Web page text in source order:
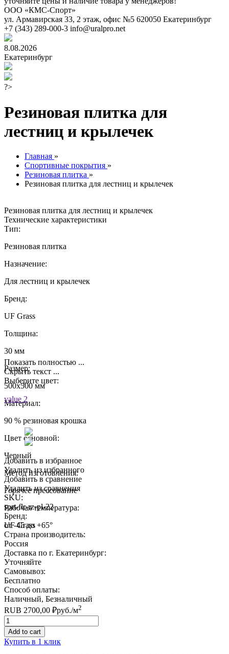
ООО «КМС-Спорт»
ул. Армавирская 33, 2 этаж, офис №5 620050 Екатеринбург
+7 (343) 289-000-3 info@uralpro.net
8.08.2026
Екатеринбург
?>
Резиновая плитка для
лестниц и крылечек
Главная »
Спортивные покрытия »
Резиновая плитка »
Резиновая плитка для лестниц и крылечек
Резиновая плитка для лестниц и крылечек
Технические характеристики
Тип:
Резиновая плитка
Назначение:
Для лестниц и крылечек
Бренд:
UF Grass
Толщина:
30 мм
Размер:
500х500 мм
Материал:
90 % резиновая крошка
Цвет основной:
Черный
Метод изготовления:
Горячее прессование
Рабочая температура:
от -45 до +65°
Показать полностью ...
Скрыть текст ...
Выберите цвет:
value 2
Добавить в избранное
Удалить из избранного
Добавить в сравнение
Удалить из сравнения
SKU:
sprt-flr-rz-pl-22
Бренд:
UF Grass
Страна производитель:
Россия
Доставка по г. Екатеринбург:
Уточняйте
Самовывоз:
Бесплатно
Способ оплаты:
Наличный, Безналичный
RUB 2700,00 ₽руб./м2
Quantity
Add to cart
Купить в 1 клик